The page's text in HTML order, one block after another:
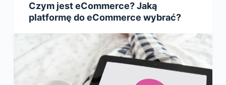
Czym jest eCommerce? Jaką
platformę do eCommerce wybrać?